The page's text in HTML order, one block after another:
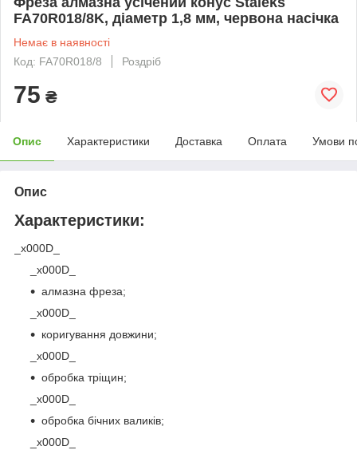
FA70R018/8K, діаметр 1,8 мм, червона насічка
Немає в наявності
Код: FA70R018/8
Роздріб
75 ₴
Опис Характеристики Доставка Оплата Умови
Опис
Характеристики:
_x000D_
_x000D_
алмазна фреза;
_x000D_
коригування довжини;
_x000D_
обробка тріщин;
_x000D_
обробка бічних валиків;
_x000D_